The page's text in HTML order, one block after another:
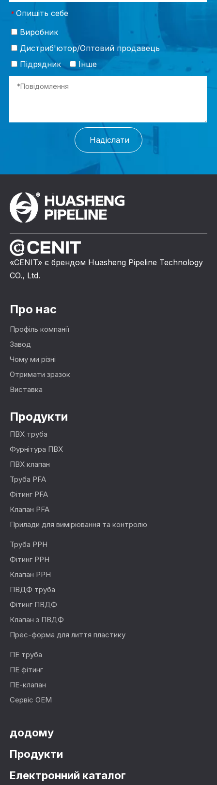
* Опишіть себе
Виробник
Дистриб'ютор/Оптовий продавець
Підрядник
Інше
Надіслати
«CENIT» є брендом Huasheng Pipeline Technology
CO., Ltd.
Про нас
Профіль компанії
Завод
Чому ми різні
Отримати зразок
Виставка
Продукти
ПВХ труба
Фурнітура ПВХ
ПВХ клапан
Труба PFA
Фітинг PFA
Клапан PFA
Прилади для вимірювання та контролю
Труба PPH
Фітинг PPH
Клапан PPH
ПВДФ труба
Фітинг ПВДФ
Клапан з ПВДФ
Прес-форма для лиття пластику
ПЕ труба
ПЕ фітинг
ПЕ-клапан
Сервіс OEM
додому
Продукти
Електронний каталог